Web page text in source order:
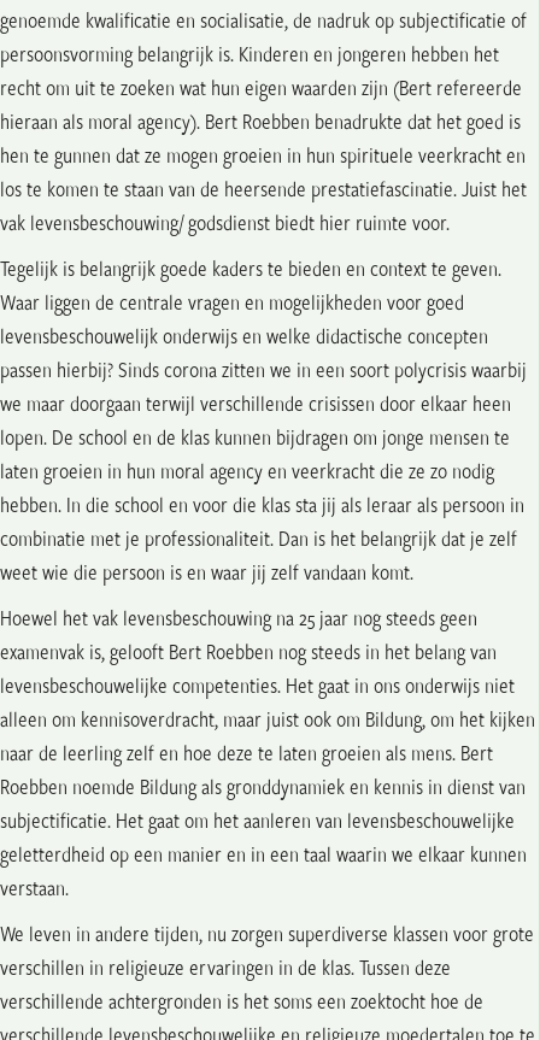
genoemde kwalificatie en socialisatie, de nadruk op subjectificatie of
persoonsvorming belangrijk is. Kinderen en jongeren hebben het
recht om uit te zoeken wat hun eigen waarden zijn (Bert refereerde
hieraan als moral agency). Bert Roebben benadrukte dat het goed is
hen te gunnen dat ze mogen groeien in hun spirituele veerkracht en
los te komen te staan van de heersende prestatiefascinatie. Juist het
vak levensbeschouwing/ godsdienst biedt hier ruimte voor.
Tegelijk is belangrijk goede kaders te bieden en context te geven.
Waar liggen de centrale vragen en mogelijkheden voor goed
levensbeschouwelijk onderwijs en welke didactische concepten
passen hierbij? Sinds corona zitten we in een soort polycrisis waarbij
we maar doorgaan terwijl verschillende crisissen door elkaar heen
lopen. De school en de klas kunnen bijdragen om jonge mensen te
laten groeien in hun moral agency en veerkracht die ze zo nodig
hebben. In die school en voor die klas sta jij als leraar als persoon in
combinatie met je professionaliteit. Dan is het belangrijk dat je zelf
weet wie die persoon is en waar jij zelf vandaan komt.
Hoewel het vak levensbeschouwing na 25 jaar nog steeds geen
examenvak is, gelooft Bert Roebben nog steeds in het belang van
levensbeschouwelijke competenties. Het gaat in ons onderwijs niet
alleen om kennisoverdracht, maar juist ook om Bildung, om het kijken
naar de leerling zelf en hoe deze te laten groeien als mens. Bert
Roebben noemde Bildung als gronddynamiek en kennis in dienst van
subjectificatie. Het gaat om het aanleren van levensbeschouwelijke
geletterdheid op een manier en in een taal waarin we elkaar kunnen
verstaan.
We leven in andere tijden, nu zorgen superdiverse klassen voor grote
verschillen in religieuze ervaringen in de klas. Tussen deze
verschillende achtergronden is het soms een zoektocht hoe de